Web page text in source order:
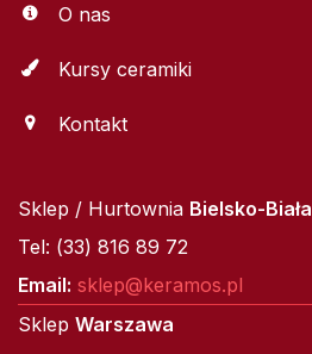
O nas
Kursy ceramiki
Kontakt
Sklep / Hurtownia Bielsko-Biała
Tel: (33) 816 89 72
Email: sklep@keramos.pl
Sklep Warszawa